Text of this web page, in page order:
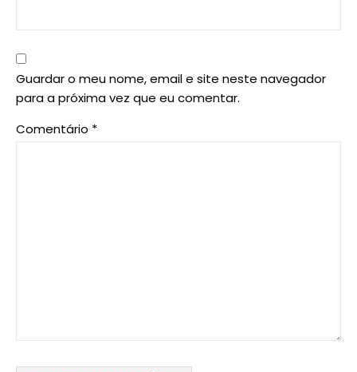
Guardar o meu nome, email e site neste navegador
para a próxima vez que eu comentar.
Comentário *